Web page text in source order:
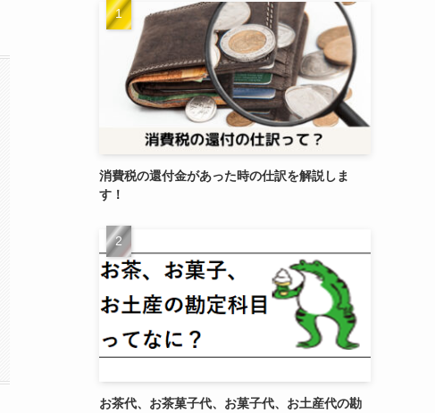
消費税の還付金があった時の仕訳を解説しま
す！
お茶代、お茶菓子代、お菓子代、お土産代の勘